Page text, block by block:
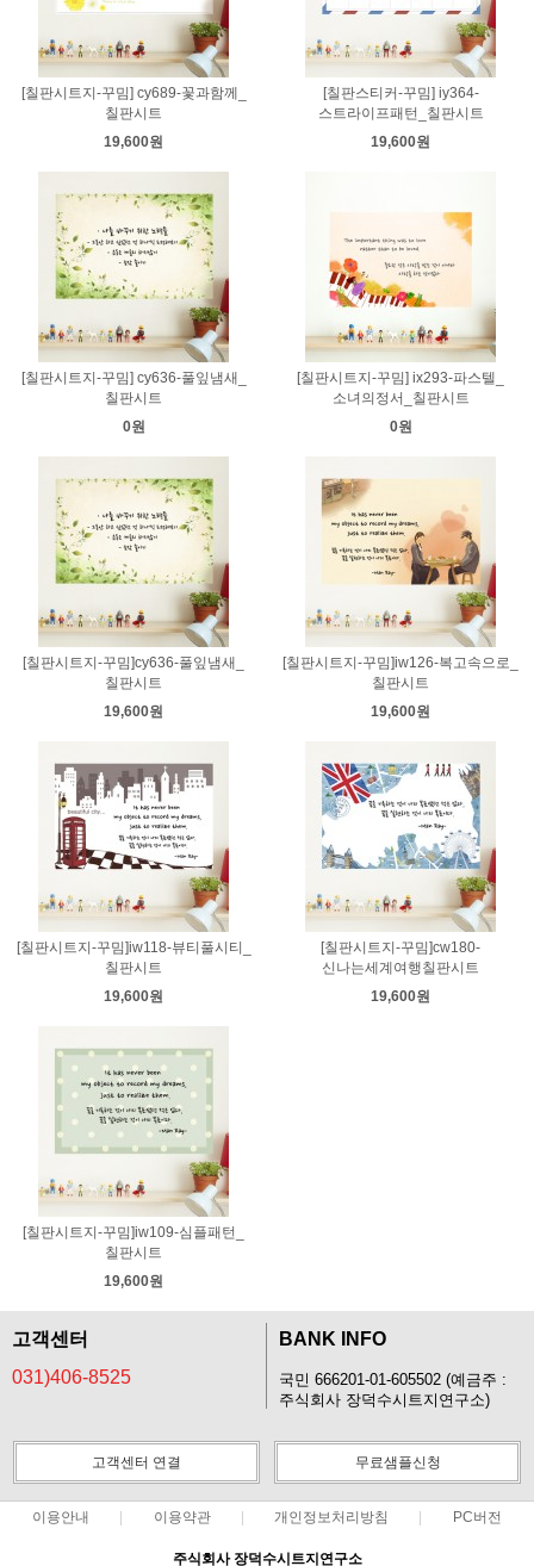
[칠판시트지-꾸밈] cy689-꽃과함께_
칠판시트
19,600원
[칠판스티커-꾸밈] iy364-
스트라이프패턴_칠판시트
19,600원
[칠판시트지-꾸밈] cy636-풀잎냄새_
칠판시트
0원
[칠판시트지-꾸밈] ix293-파스텔_
소녀의정서_칠판시트
0원
[칠판시트지-꾸밈]cy636-풀잎냄새_
칠판시트
19,600원
[칠판시트지-꾸밈]iw126-복고속으로_
칠판시트
19,600원
[칠판시트지-꾸밈]iw118-뷰티풀시티_
칠판시트
19,600원
[칠판시트지-꾸밈]cw180-
신나는세계여행칠판시트
19,600원
[칠판시트지-꾸밈]iw109-심플패턴_
칠판시트
19,600원
고객센터
031)406-8525
BANK INFO
국민 666201-01-605502 (예금주 :
주식회사 장덕수시트지연구소)
고객센터 연결 무료샘플신청
이용안내 이용약관 개인정보처리방침 PC버전
주식회사 장덕수시트지연구소